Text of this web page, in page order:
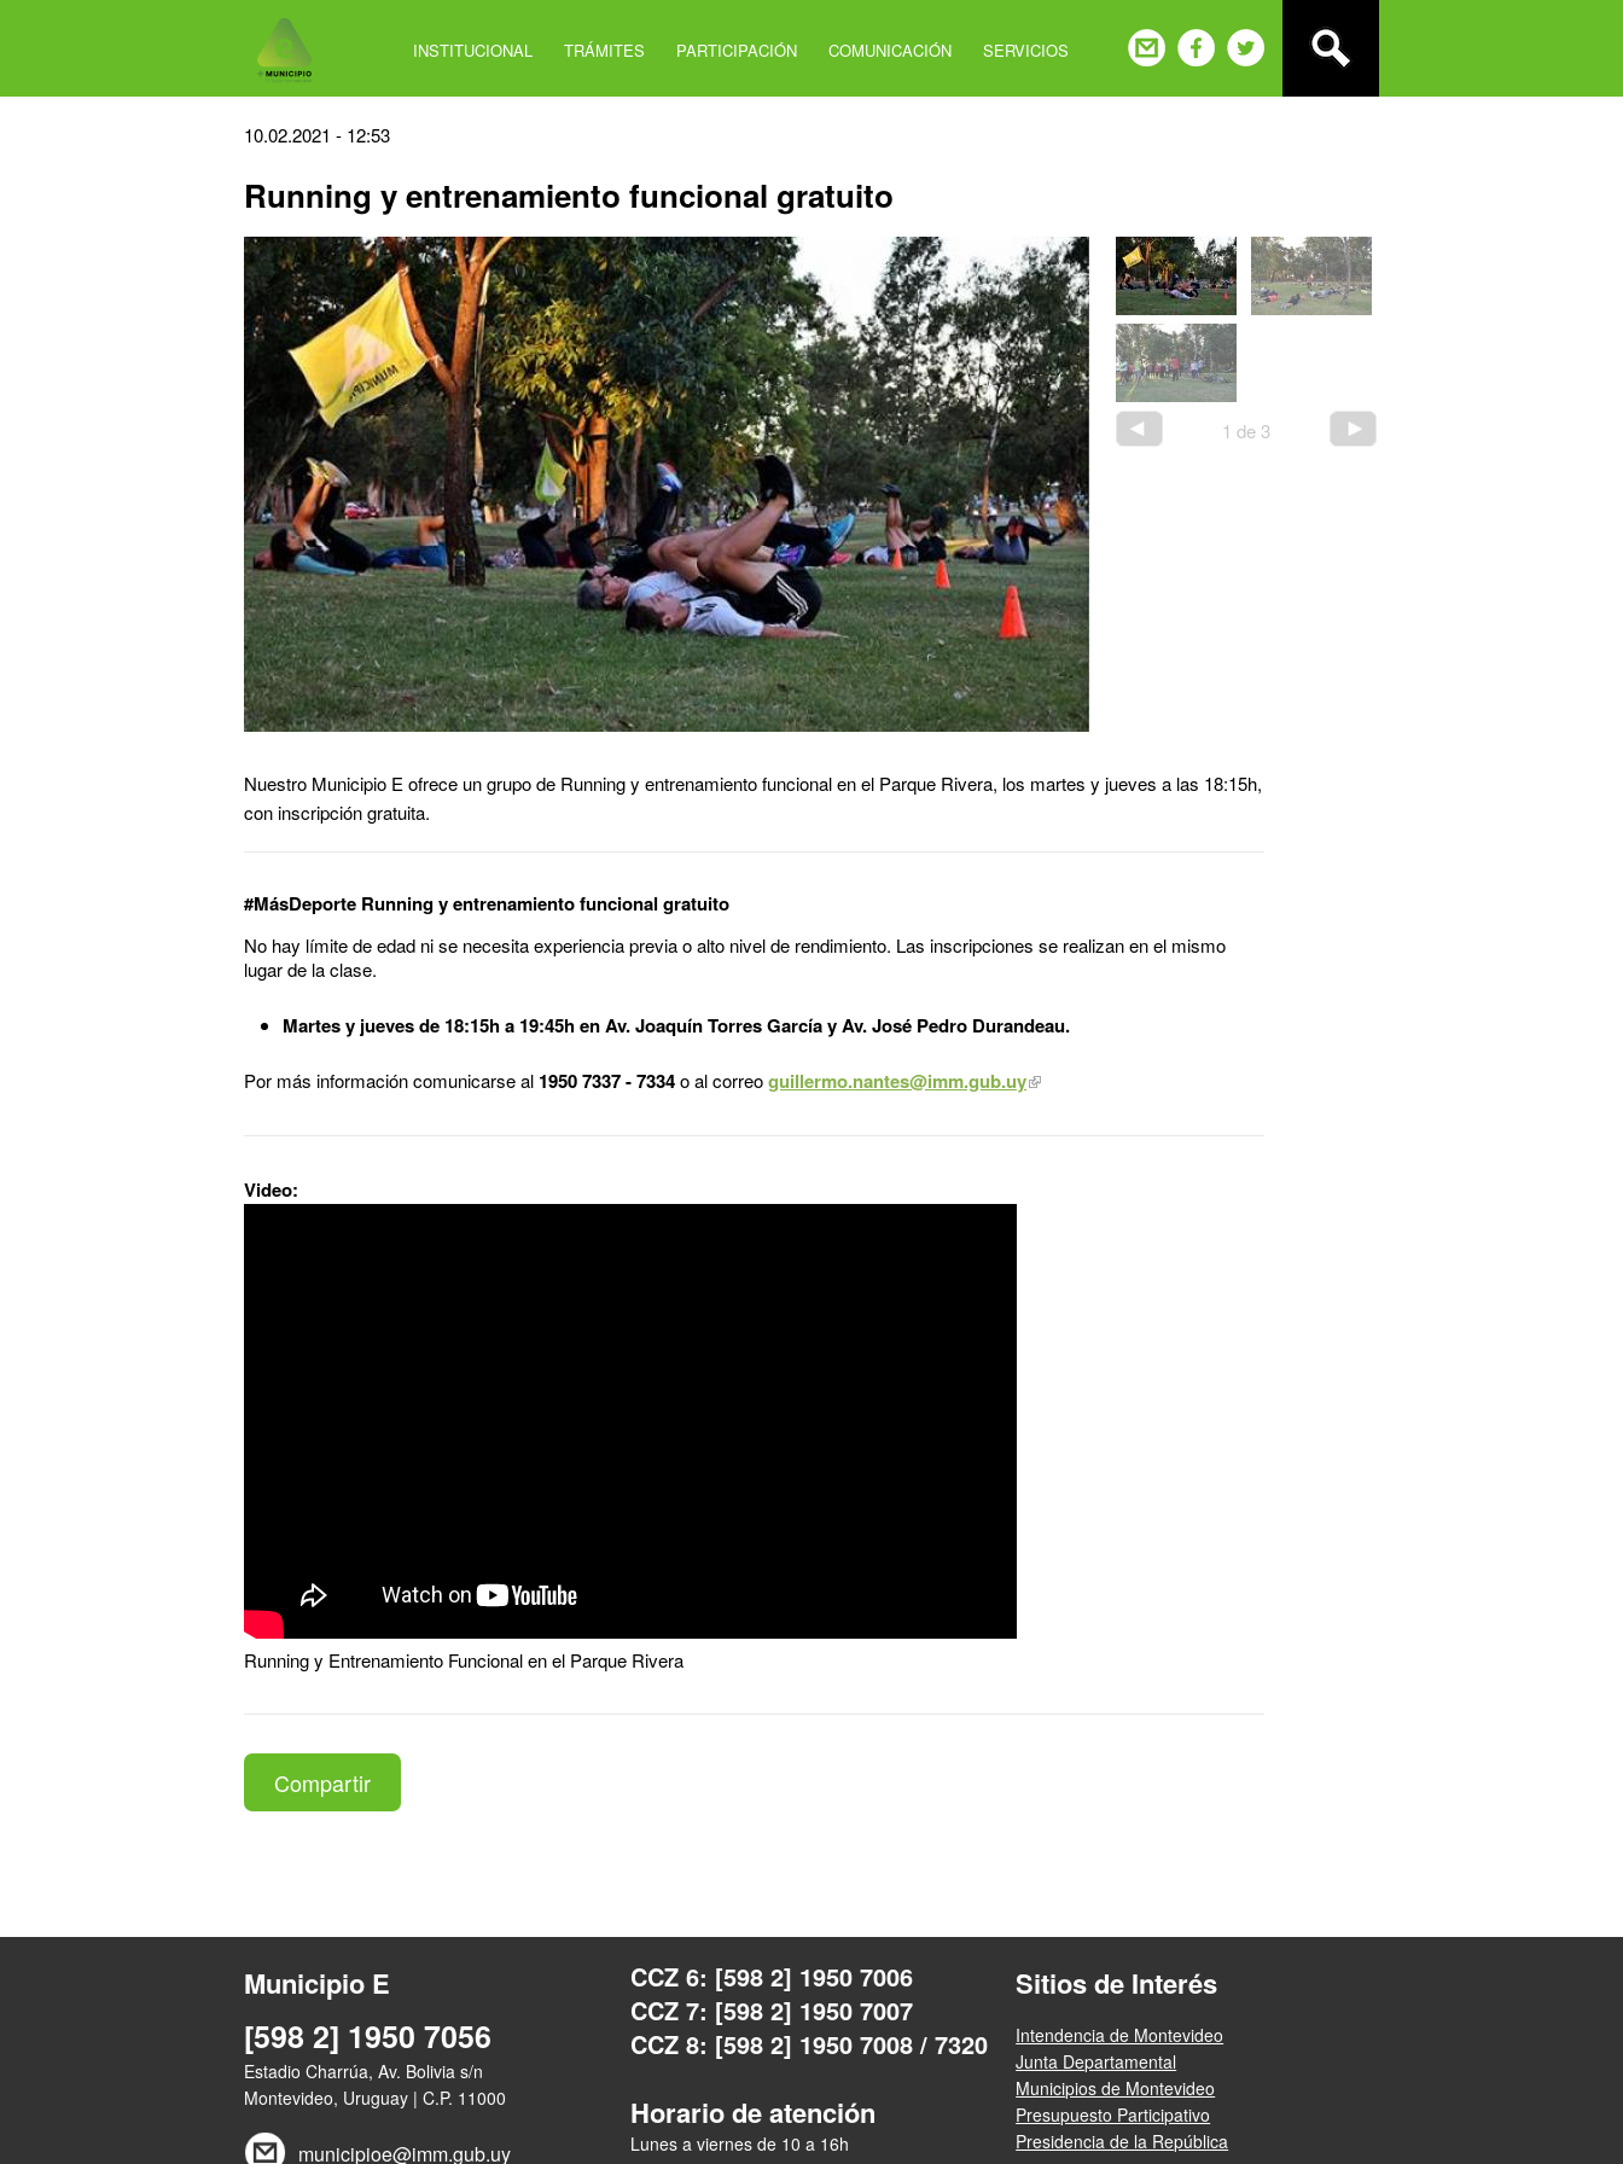
INSTITUCIONAL TRÁMITES PARTICIPACIÓN COMUNICACIÓN SERVICIOS
Back
top
10.02.2021 - 12:53
Running y entrenamiento funcional gratuito
1 de 3
Nuestro Municipio E ofrece un grupo de Running y entrenamiento funcional en el Parque Rivera, los martes y jueves a las 18:15h,
con inscripción gratuita.
#MásDeporte Running y entrenamiento funcional gratuito
No hay límite de edad ni se necesita experiencia previa o alto nivel de rendimiento. Las inscripciones se realizan en el mismo
lugar de la clase.
Martes y jueves de 18:15h a 19:45h en Av. Joaquín Torres García y Av. José Pedro Durandeau.
Por más información comunicarse al 1950 7337 - 7334o al correoguillermo.nantes@imm.gub.uy
Video:
Running y Entrenamiento Funcional en el Parque Rivera
Compartir
Municipio E
[598 2] 1950 7056
Estadio Charrúa, Av. Bolivia s/n
Montevideo, Uruguay | C.P. 11000
municipioe@imm.gub.uy
CCZ 6: [598 2] 1950 7006
CCZ 7: [598 2] 1950 7007
CCZ 8: [598 2] 1950 7008 / 7320
Horario de atención
Lunes a viernes de 10 a 16h
Sitios de Interés
Intendencia de Montevideo
Junta Departamental
Municipios de Montevideo
Presupuesto Participativo
Presidencia de la República